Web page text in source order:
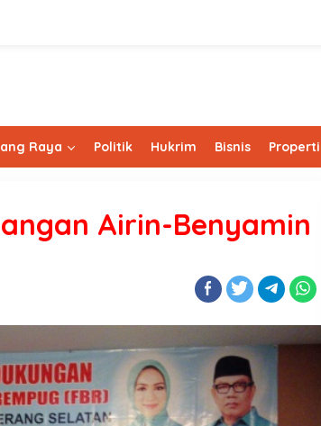
Raya Politik Hukrim Bisnis Properti
Airin-Benyamin